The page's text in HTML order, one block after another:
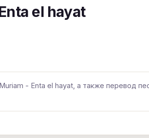
Y Z #
el hayat
- Enta el hayat, а также перевод